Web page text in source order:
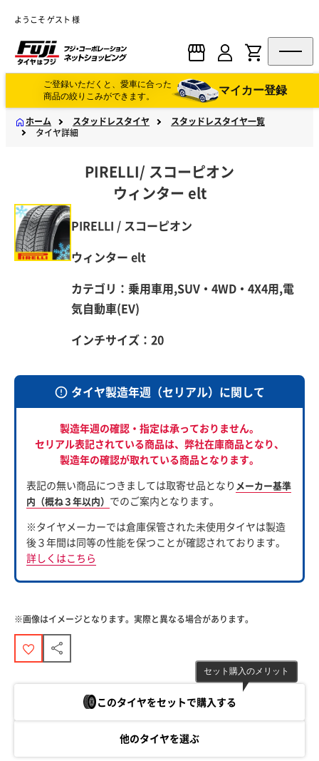
ようこそ ゲスト 様
ご登録いただくと、愛車に合った
商品の絞りこみができます。
マイカー登録
ホーム スタッドレスタイヤ
スタッドレスタイヤ一覧
タイヤ詳細
PIRELLI/ スコーピオン
ウィンター elt
PIRELLI / スコーピオン
ウィンター elt
カテゴリ：乗用車用,SUV・4WD・4X4用,電
気自動車(EV)
インチサイズ：20
タイヤ製造年週（セリアル）に関して
製造年週の確認・指定は承っておりません。
セリアル表記されている商品は、 弊社在庫商品となり、
製造年の確認が取れている商品となります。
表記の無い商品につきましては取寄せ品となり メーカー基準
内（概ね３年以内） でのご案内となります。
※タイヤメーカーでは倉庫保管された未使用タイヤは製造
後３年間は同等の性能を保つことが確認されております。
詳しくはこちら
※画像はイメージとなります。実際と異なる場合があります。
セット購入のメリット
このタイヤをセットで購入する
他のタイヤを選ぶ